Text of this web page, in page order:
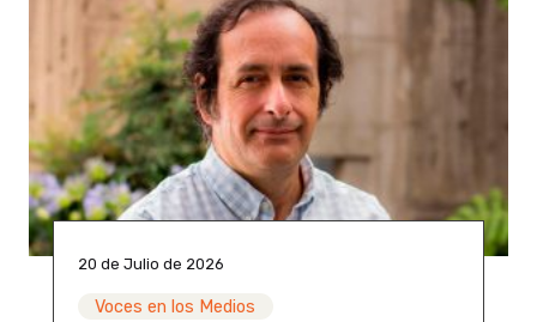
20 de Julio de 2026
Voces en los Medios